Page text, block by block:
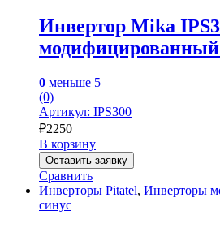
Инвертор Mika
модифицированный
0 меньше 5
(0)
Артикул: IPS300
₽2250
В корзину
Оставить заявку
Сравнить
Инверторы Pitatel, Инверторы
синус